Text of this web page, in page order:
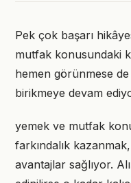
Pek çok başarı
mutfak konusundaki
hemen görünmese
birikmeye devam
yemek ve mutfak
farkındalık
avantajlar sağlıyor.